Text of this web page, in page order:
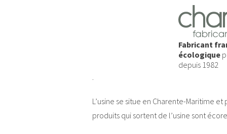
Fabricant
écologique
depuis 1982
L’usine se situe en Charente-Maritime
produits qui sortent de l’usine sont